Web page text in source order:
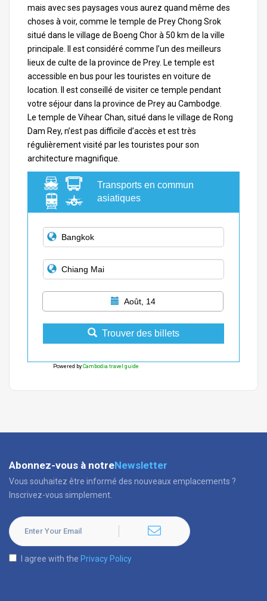
mais avec ses paysages vous aurez quand même des
choses à voir, comme le temple de Prey Chong Srok
situé dans le village de Boeng Chor à 50 km de la ville
principale. Il est considéré comme l’un des meilleurs
lieux de culte de la province de Prey. Le temple est
accessible en bus pour les touristes en voiture de
location. Il est conseillé de visiter ce temple pendant
votre séjour dans la province de Prey au Cambodge
Le temple de Vihear Chan, situé dans le village de Rong
Dam Rey, n’est pas difficile d’accès et est très
régulièrement visité par les touristes pour son
architecture magnifique.
Transports en commun
asiatiques
Août, 14
Trouver des billets
Powered by Cambodia travel guide
Abonnez-vous à notreNewsletter
Vous souhaitez être informé des nouveaux emplacements ?
Inscrivez-vous simplement.
I agree with the Privacy Policy